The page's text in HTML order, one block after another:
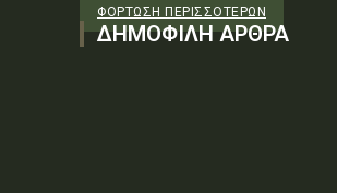
ΦΌΡΤΩΣΗ ΠΕΡΙΣΣΟΤΈΡΩΝ
ΔΗΜΟΦΙΛΗ ΑΡΘΡΑ